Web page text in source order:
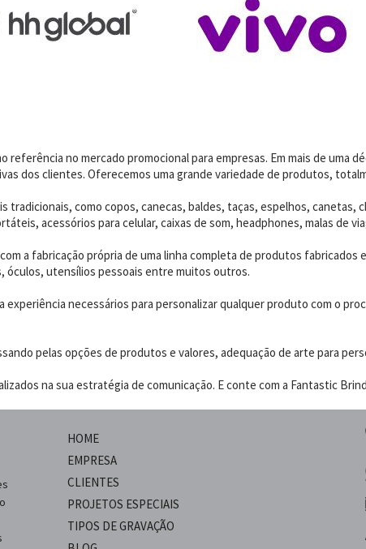
no mercado promocional para empresas. Em mais de uma
dos clientes. Oferecemos uma grande variedade de produtos,
como copos, canecas, baldes, taças, espelhos, canetas,
acessórios para celular, caixas de som, headphones, malas de
a fabricação própria de uma linha completa de produtos fabricados
óculos, utensílios pessoais entre muitos outros.
experiência necessários para personalizar qualquer produto com o
pelas opções de produtos e valores, adequação de arte para
na sua estratégia de comunicação. E conte com a Fantastic
HOME
EMPRESA
CLIENTES
PROJETOS ESPECIAIS
TIPOS DE GRAVAÇÃO